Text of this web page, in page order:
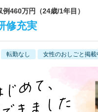
460万円（24歳/1年目）
修充実
転勤なし 女性のおしごと掲載